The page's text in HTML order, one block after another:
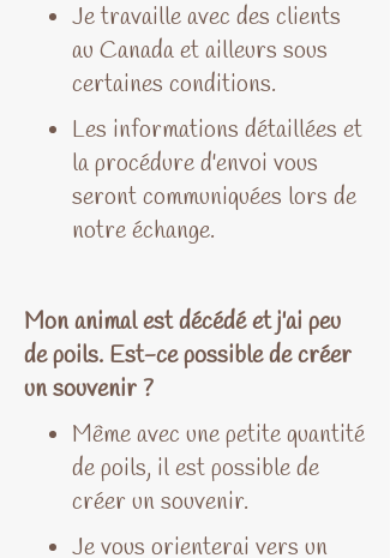
Je travaille avec des clients
au Canada et ailleurs sous
certaines conditions.
Les informations détaillées et
la procédure d'envoi vous
seront communiquées lors de
notre échange.
Mon animal est décédé et j'ai peu
de poils. Est-ce possible de créer
un souvenir ?
Même avec une petite quantité
de poils, il est possible de
créer un souvenir.
Je vous orienterai vers un